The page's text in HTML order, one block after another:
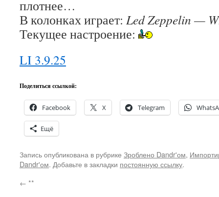
плотнее…
В колонках играет: Led Zeppelin —
Текущее настроение:
LI 3.9.25
Поделиться ссылкой:
Facebook X Telegram
Ещё
Запись опубликована в рубрике Зроблено Dandr'ом,
Dandr'ом. Добавьте в закладки постоянную ссылку.
← **